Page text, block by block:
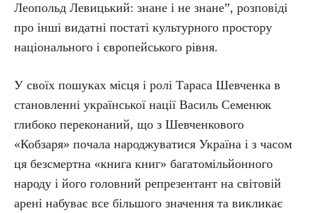
Леопольд Левицький: знане і не знане”, розповіді
про інші видатні постаті культурного простору
національного і європейського рівня.
У своїх пошуках місця і ролі Тараса Шевченка в
становленні української нації Василь Семенюк
глибоко переконаний, що з Шевченкового
«Кобзаря» почала народжуватися Україна і з часом
ця безсмертна «книга книг» багатомільйонного
народу і його головний репрезентант на світовій
арені набуває все більшого значення та викликає